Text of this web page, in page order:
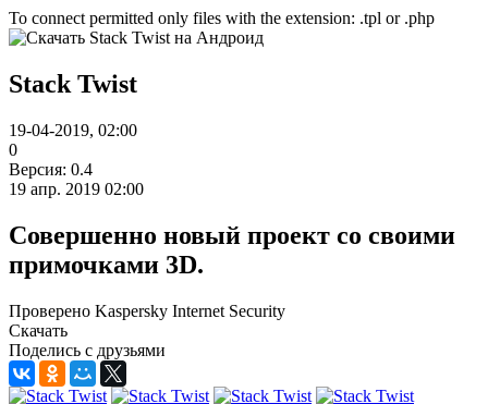
To connect permitted only files with the extension: .tpl or .php
Stack Twist
19-04-2019, 02:00
0
Версия: 0.4
19 апр. 2019 02:00
Совершенно новый проект со своими
примочками 3D.
Проверено Kaspersky Internet Security
Скачать
Поделись с друзьями